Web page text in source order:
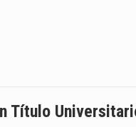
Título